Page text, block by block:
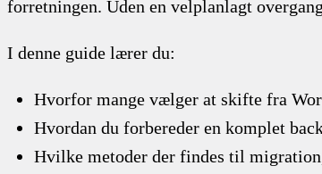
forretningen. Uden en velplanlagt
I denne guide lærer du:
Hvorfor mange vælger at skifte fra
Hvordan du forbereder en komplet
Hvilke metoder der findes til